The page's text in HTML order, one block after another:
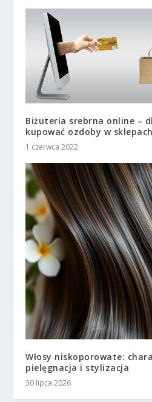
Biżuteria srebrna online –
kupować ozdoby w
1 czerwca 2022
Włosy niskoporowate:
pielęgnacja i stylizacja
30 lipca 2026